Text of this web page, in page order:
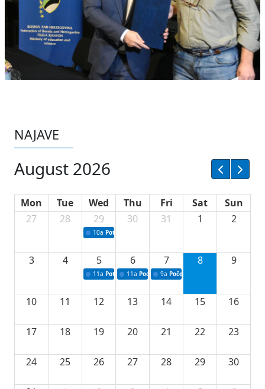
NAJAVE
August 2026
Mon Tue Wed Thu Fri Sat
Sun
27
28 29
10a Potpisivanje ugovora sa neprofitnim
30 31 1 2
3 4 5
11a Potpisivanje ugovora o stipendijama za
6
11a Podrška razvoju vodne infrastrukture u
7
9a Početak izgradnje nove
8 9
10 11 12 13 14 15 16
17 18 19 20 21 22 23
24 25 26 27 28 29 30